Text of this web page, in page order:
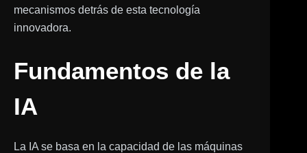
mecanismos detrás de esta tecnología
innovadora.
Fundamentos de la
IA
La IA se basa en la capacidad de las máquinas